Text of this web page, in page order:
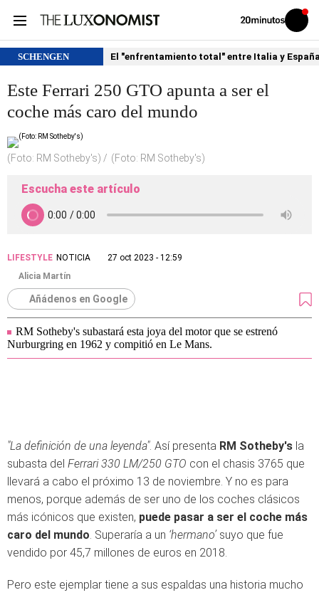
Volver
Iniciar
sesión
SCHENGEN El "enfrentamiento total" entre Italia y
Este Ferrari 250 GTO apunta a ser el
coche más caro del mundo
(Foto: RM Sotheby's) (Foto: RM Sotheby's)
Escucha este artículo
LIFESTYLE NOTICIA
27 oct 2023 - 12:59
Alicia Martín
Añádenos en Google
RM Sotheby's subastará esta joya del motor que se estrenó
Nurburgring en 1962 y compitió en Le Mans.
"La definición de una leyenda". Así presenta RM Sotheby's la
subasta del Ferrari 330 LM/250 GTO con el chasis 3765 que
llevará a cabo el próximo 13 de noviembre. Y no es para
menos, porque además de ser uno de los coches clásicos
más icónicos que existen, puede pasar a ser el coche más
caro del mundo. Superaría a un ‘hermano’suyo que fue
vendido por 45,7 millones de euros en 2018.
Pero este ejemplar tiene a sus espaldas una historia mucho